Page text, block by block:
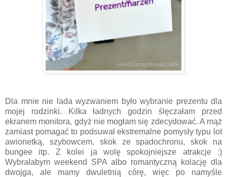
Dla mnie nie lada wyzwaniem było wybranie prezentu dla
mojej rodzinki. Kilka ładnych godzin ślęczałam przed
ekranem monitora, gdyż nie mogłam się zdecydować. A mąż
zamiast pomagać to podsuwał ekstremalne pomysły typu lot
awionetką, szybowcem, skok ze spadochronu, skok na
bungee itp. Z kolei ja wolę spokojniejsze atrakcje :)
Wybrałabym weekend SPA albo romantyczną kolację dla
dwojga, ale mamy dwuletnią córę, więc po namyśle